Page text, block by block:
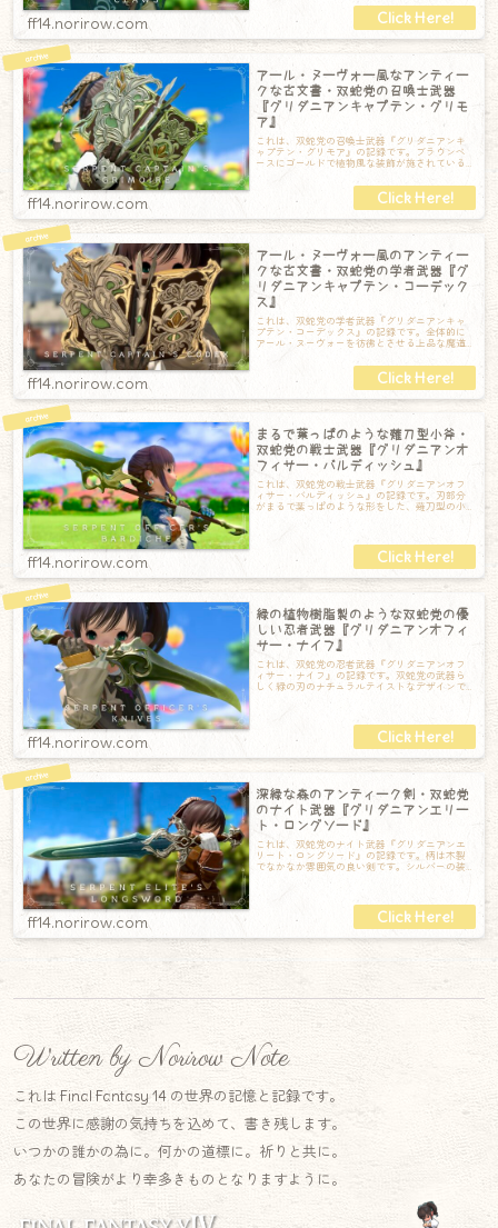
ff14.norirow.com
アール・ヌーヴォー風なアンティー
クな古文書・双蛇党の召喚士武器
『グリダニアンキャプテン・グリモ
ア』
これは、双蛇党の召喚士武器『グリダニアンキ
ャプテン・グリモア』の記録です。ブラウンベ
ースにゴールドで植物風な装飾が施されている
ff14.norirow.com
アール・ヌーヴォー風のアンティー
クな古文書・双蛇党の学者武器『グ
リダニアンキャプテン・コーデック
ス』
これは、双蛇党の学者武器『グリダニアンキャ
プテン・コーデックス』の記録です。全体的に
アール・ヌーヴォーを彷彿とさせる上品な魔道
ff14.norirow.com
まるで葉っぱのような薙刀型小斧・
双蛇党の戦士武器『グリダニアンオ
フィサー・バルディッシュ』
これは、双蛇党の戦士武器『グリダニアンオフ
ィサー・バルディッシュ』の記録です。刃部分
がまるで葉っぱのような形をした、薙刀型の小
ff14.norirow.com
緑の植物樹脂製のような双蛇党の優
しい忍者武器『グリダニアンオフィ
サー・ナイフ』
これは、双蛇党の忍者武器『グリダニアンオフ
ィサー・ナイフ』の記録です。双蛇党の武器ら
しく緑の刃のナチュラルテイストなデザインで
ff14.norirow.com
深緑な森のアンティーク剣・双蛇党
のナイト武器『グリダニアンエリー
ト・ロングソード』
これは、双蛇党のナイト武器『グリダニアンエ
リート・ロングソード』の記録です。柄は木製
でなかなか雰囲気の良い剣です。シルバーの装
ff14.norirow.com
Written by Norirow Note
これは Final Fantasy 14 の世界の記憶と記録です。
この世界に感謝の気持ちを込めて、書き残します。
いつかの誰かの為に。何かの道標に。祈りと共に。
あなたの冒険がより幸多きものとなりますように。